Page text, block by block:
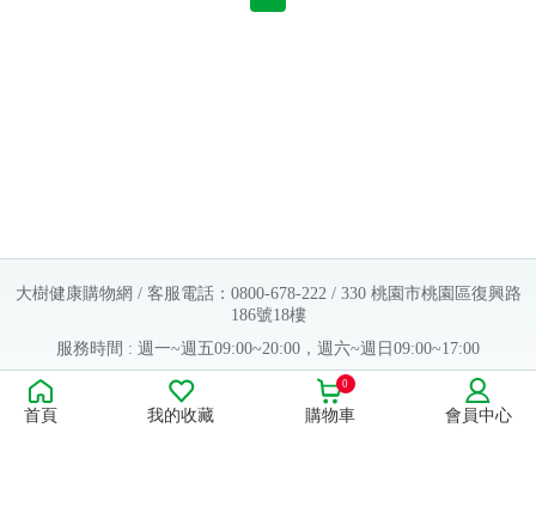
大樹健康購物網 / 客服電話：0800-678-222 / 330 桃園市桃園區復興路
186號18樓
服務時間 : 週一~週五09:00~20:00，週六~週日09:00~17:00
Copyright © 2016 大樹連鎖藥局. All Rights Reserved.
販售業者資料：
首頁 我的收藏 購物車
0
會員中心